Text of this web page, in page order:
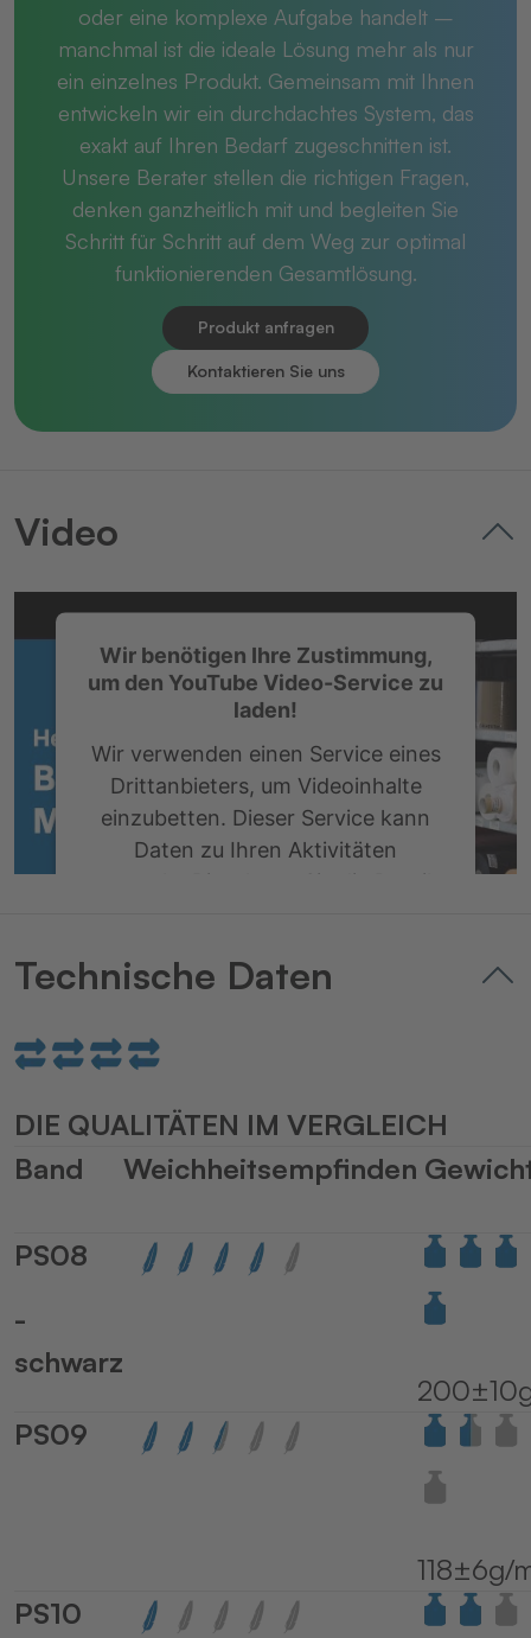
oder eine komplexe Aufgabe handelt –
manchmal ist die ideale Lösung mehr als nur
ein einzelnes Produkt. Gemeinsam mit Ihnen
entwickeln wir ein durchdachtes System, das
exakt auf Ihren Bedarf zugeschnitten ist.
Unsere Berater stellen die richtigen Fragen,
denken ganzheitlich mit und begleiten Sie
Schritt für Schritt auf dem Weg zur optimal
funktionierenden Gesamtlösung.
Produkt anfragen
Kontaktieren Sie uns
Video
Wir benötigen Ihre Zustimmung,
um den YouTube Video-Service zu
laden!
Wir verwenden einen Service eines
Drittanbieters, um Videoinhalte
einzubetten. Dieser Service kann
Daten zu Ihren Aktivitäten
sammeln. Bitte lesen Sie die Details
anzusehen.
Management Platform&eRecht24
Technische Daten
DIE QUALITÄTEN IM VERGLEICH
Band
Weichheitsempfinden
PS08
-
schwarz
PS09
118±6g/
PS10